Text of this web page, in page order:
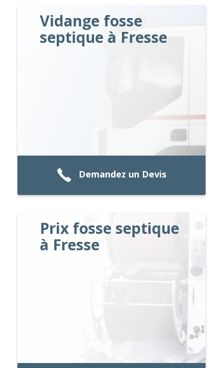
Vidange fosse
septique à Fresse
Demandez un Devis
Prix fosse septique
à Fresse